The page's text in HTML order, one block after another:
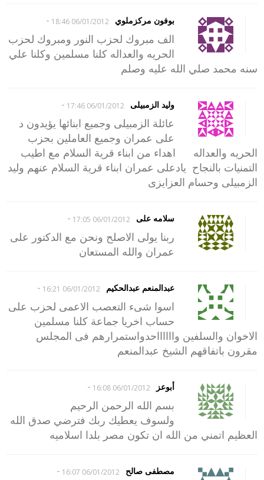
بوفون مركزملوي 06/01/2012 18:46
-
الف مبروك لحزب النور ومبروك لحزب
الحريه والعداله كلنا مسلمين وكلنا علي
سنه محمد صلي الله عليه وصلم
وليد الزمبيلى 06/01/2012 17:46
-
عائلة الزمبيلى وجميع ابنائها يؤيدون د
على عمران وجميع العاملين بحزب
الحريه والعداله اهداء من ابناء قرية السلام مع اطيب
التمنيات بالنجاح يادعلى عمران ابناء قرية السلام عنهم وليد
الزمبيلى وحسام العزايزى
سلامه على 06/01/2012 17:05
-
ربنا يولى الاصلح ونحن مع الدكتور على
عمران والله المستعان
عبدالمنعم عبدالحكيم 06/01/2012 16:21
-
اسوا شىء التعصب الاعمى لحزب على
حساب اخريا جماعة كلنا مسلمين
الاخوان والسلفين وااااااحدواستمرارهم فى المجلس
مقرون باتفاقهم الشيخ عبدالمنعم
أبوعز 06/01/2012 16:08
-
بسم الله الرحمن الرحيم
ولسوف يعطيك ربك فترضي صدق الله
العظيم اتمني من الله ان تكون مصر بلدا اسلاميه
مصطفى صالح 06/01/2012 16:07
-